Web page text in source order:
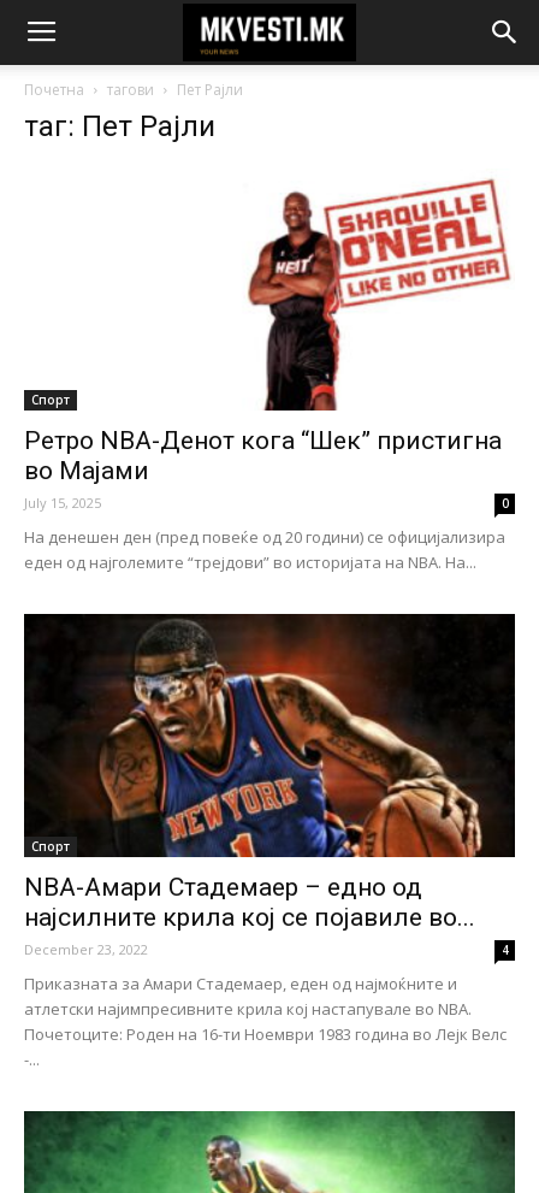
Почетна тагови Пет Рајли
таг: Пет Рајли
Спорт
Ретро NBA-Денот кога “Шек” пристигна
во Мајами
July 15, 2025 0
На денешен ден (пред повеќе од 20 години) се официјализира
еден од најголемите “трејдови” во историјата на NBA. На...
Спорт
NBA-Амари Стадемаер – едно од
најсилните крила кој се појавиле во...
December 23, 2022 4
Приказната за Амари Стадемаер, еден од најмоќните и
атлетски најимпресивните крила кој настапувале во NBA.
Почетоците: Роден на 16-ти Ноември 1983 година во Лејк Велс
-...